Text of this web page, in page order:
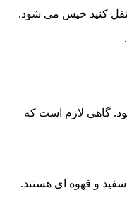
کنید خیس می شود.
گاهی لازم است که
سفید و قهوه ای هستند.